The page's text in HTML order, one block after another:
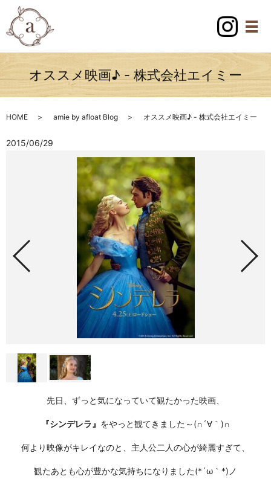
オススメ映画♪ - 株式会社エイミー
HOME amie by afloat Blog オススメ映画♪ - 株式会社エイミー
2015/06/29
先日、ずっと気になっていて観たかった映画、
『シンデレラ』 をやっと観てきました～(∩´∀｀)∩
何より映像がキレイなのと、主人公二人の心が綺麗すぎて、
観たあとも心が豊かな気持ちになりました(*´ω｀*)ノ